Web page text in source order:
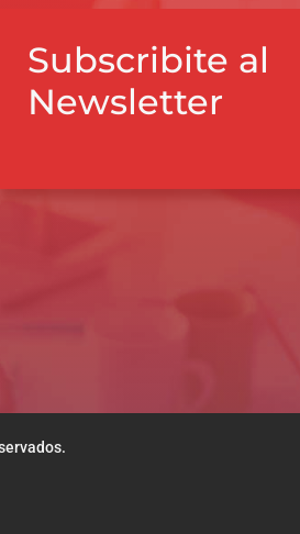
Subscribite al
Newsletter